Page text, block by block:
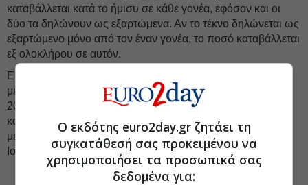
καταβάλλεται κατά το ήμισυ σε κάθε γονέα, εφόσον και οι
δύο τα δηλώνουν ως εξαρτώμενα. Αν το τέκνο δηλώνεται ως
εξαρτώμενο μόνο από τον έναν γονέα, το ποσό καταβάλλεται
εξ ολοκλήρου σε αυτόν.
Ειδικά για περιπτώσεις προσθήκης εξαρτώμενου τέκνου
μετά την υποβολή της δήλωσης για το φορολογικό έτος
2024, η ενίσχυση ή τυχόν επιπλέον ποσό μπορεί να
καταβληθεί έως τις 31 Αυγούστου 2026, εφόσον η σχετική
μεταβολή στο Μητρώο της ΑΑΔΕ έχει γίνει έως τις 31
Ιουλίου 2026.
#Συντάξεις πληρωμές
Ο εκδότης euro2day.gr ζητάει τη
συγκατάθεσή σας προκειμένου να
χρησιμοποιήσει τα προσωπικά σας
δεδομένα για: